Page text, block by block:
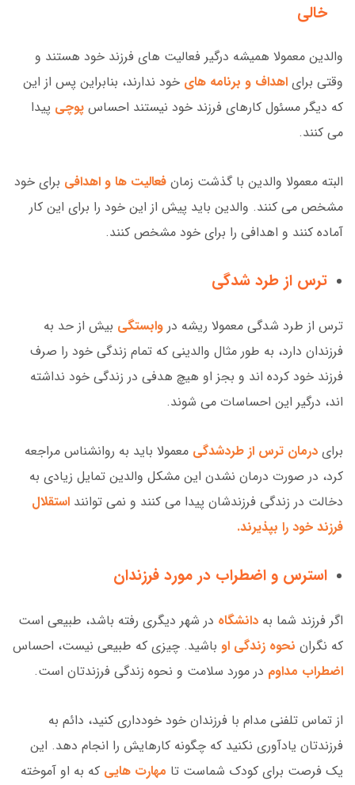
خالی
والدین معمولا همیشه درگیر فعالیت های فرزند خود هستند و
وقتی برای اهداف و برنامه های خود ندارند، بنابراین پس از این
که دیگر مسئول کارهای فرزند خود نیستند احساس پوچی پیدا
می کنند.
البته معمولا والدین با گذشت زمان فعالیت ها و اهدافی برای خود
مشخص می کنند. والدین باید پیش از این خود را برای این کار
آماده کنند و اهدافی را برای خود مشخص کنند.
ترس از طرد شدگی
ترس از طرد شدگی معمولا ریشه در وابستگی بیش از حد به
فرزندان دارد، به طور مثال والدینی که تمام زندگی خود را صرف
فرزند خود کرده اند و بجز او هیچ هدفی در زندگی خود نداشته
اند، درگیر این احساسات می شوند.
برای درمان ترس از طردشدگی معمولا باید به روانشناس مراجعه
کرد، در صورت درمان نشدن این مشکل والدین تمایل زیادی به
دخالت در زندگی فرزندشان پیدا می کنند و نمی توانند استقلال
فرزند خود را بپذیرند.
استرس و اضطراب در مورد فرزندان
اگر فرزند شما به دانشگاه در شهر دیگری رفته باشد، طبیعی است
که نگران نحوه زندگی او باشید. چیزی که طبیعی نیست، احساس
اضطراب مداوم در مورد سلامت و نحوه زندگی فرزندتان است.
از تماس تلفنی مدام با فرزندان خود خودداری کنید، دائم به
فرزندتان یادآوری نکنید که چگونه کارهایش را انجام دهد. این
یک فرصت برای کودک شماست تا مهارت هایی که به او آموخته